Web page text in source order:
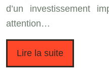
d’un investissement
attention…
Lire la suite